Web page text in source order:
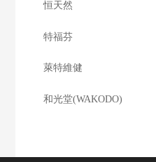
恒天然
特福芬
萊特維健
和光堂(WAKODO)